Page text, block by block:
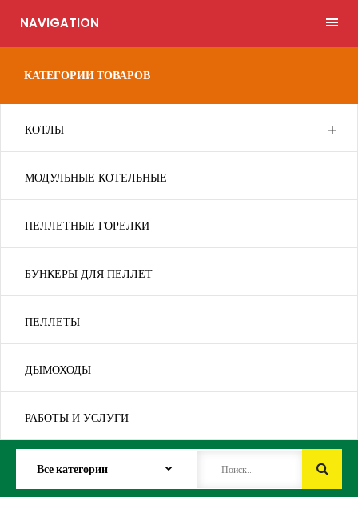
NAVIGATION
КАТЕГОРИИ ТОВАРОВ
КОТЛЫ
МОДУЛЬНЫЕ КОТЕЛЬНЫЕ
ПЕЛЛЕТНЫЕ ГОРЕЛКИ
БУНКЕРЫ ДЛЯ ПЕЛЛЕТ
ПЕЛЛЕТЫ
ДЫМОХОДЫ
РАБОТЫ И УСЛУГИ